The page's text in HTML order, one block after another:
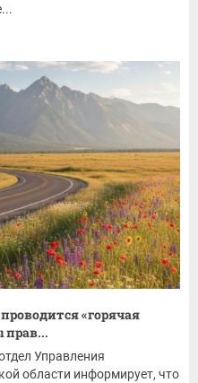
«горячая
прав...
Управления
области информирует, что